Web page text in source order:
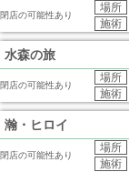
閉店の可能性あり
場所
施術
水森の旅
閉店の可能性あり
場所
施術
瀚・ヒロイ
閉店の可能性あり
場所
施術